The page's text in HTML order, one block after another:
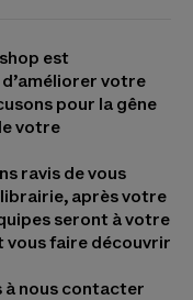
est
votre
pour la gêne
votre
ravis de vous
après votre
seront à votre
vous faire découvrir
à nous contacter